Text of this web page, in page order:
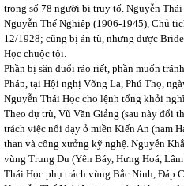
trong số 78 người bị truy tố. Nguyễn
Nguyễn Thế Nghiệp (1906-1945), Chủ
12/1928; cũng bị án tù, nhưng được
Học chuộc tội.
Phần bị săn đuổi ráo riết, phần muốn
Pháp, tại Hội nghị Võng La, Phú Thọ,
Nguyễn Thái Học cho lệnh tổng khởi
Theo dự trù, Vũ Văn Giảng (sau này đổi
trách việc nổi dạy ở miền Kiến An (nam
than và công xưởng kỹ nghệ. Nguyễn
vùng Trung Du (Yên Báy, Hưng Hoá,
Thái Học phụ trách vùng Bắc Ninh, Đáp